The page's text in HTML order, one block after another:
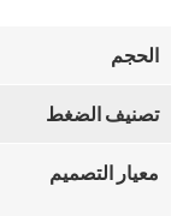
الحجم
تصنيف الضغط
معيار التصميم